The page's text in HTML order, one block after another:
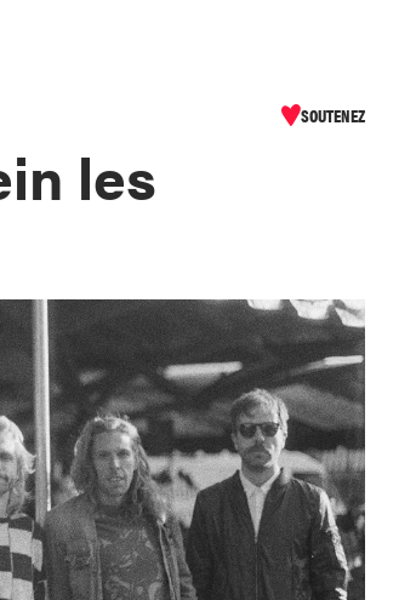
SOUTENEZ
les